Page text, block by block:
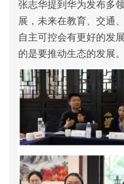
张志华提到华为发布多
展，未来在教育、交通
自主可控会有更好的发
的是要推动生态的发展。